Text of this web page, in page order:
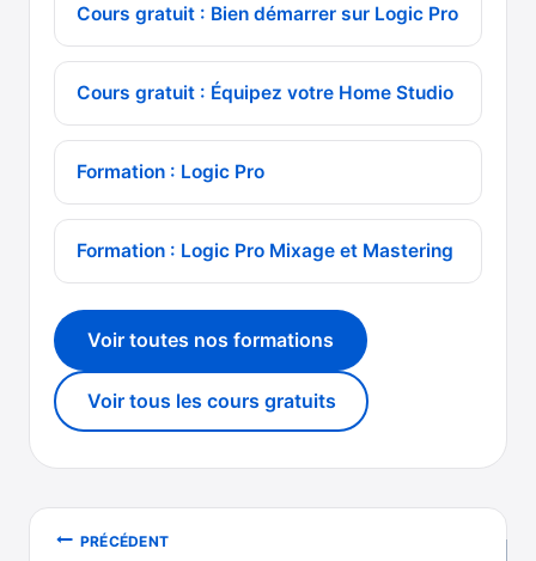
Cours gratuit : Bien démarrer sur Logic Pro
Cours gratuit : Équipez votre Home Studio
Formation : Logic Pro
Formation : Logic Pro Mixage et Mastering
Voir toutes nos formations
Voir tous les cours gratuits
Navigation
PRÉCÉDENT